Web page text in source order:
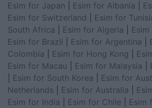
Esim for Japan
Esim for Albania
Esim for Switzerland
Esim for
South Africa
Esim for Algeria
Esim for Brazil
Esim for Argentina
Colombia
Esim for Hong Kong
Esim for Macau
Esim for Malaysia
Esim for South Korea Esim for
Netherlands
Esim for Australia
Esim for India
Esim for Chile Esim